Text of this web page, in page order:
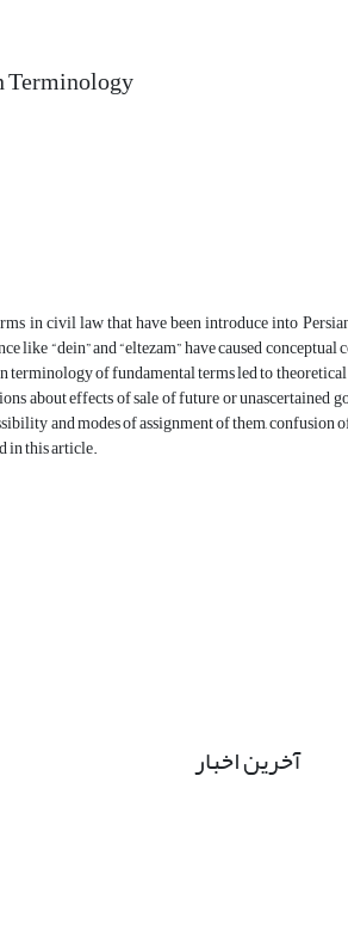
Terminology
in civil law that have been introduce into
“dein” and “eltezam” have caused conceptual
of fundamental terms led to
about effects of sale of future or unascertained
and modes of assignment of them,
in this article.
آخرین اخبار